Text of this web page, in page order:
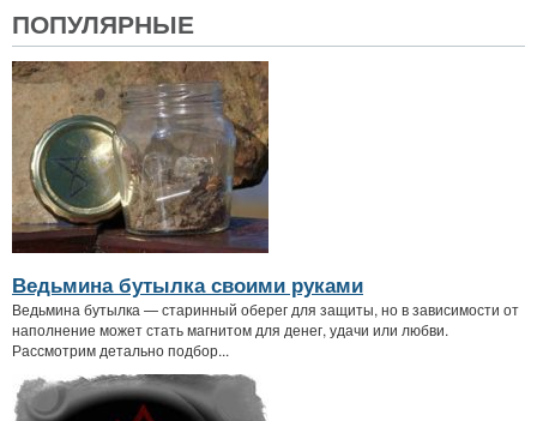
ПОПУЛЯРНЫЕ
Ведьмина бутылка своими руками
Ведьмина бутылка — старинный оберег для защиты, но в зависимости от
наполнение может стать магнитом для денег, удачи или любви.
Рассмотрим детально подбор...